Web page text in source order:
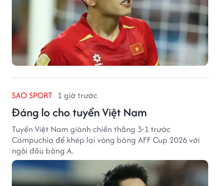
SAO SPORT 1 giờ trước
Đáng lo cho tuyển Việt Nam
Tuyển Việt Nam giành chiến thắng 3-1 trước
Campuchia để khép lại vòng bảng AFF Cup 2026 với
ngôi đầu bảng A.